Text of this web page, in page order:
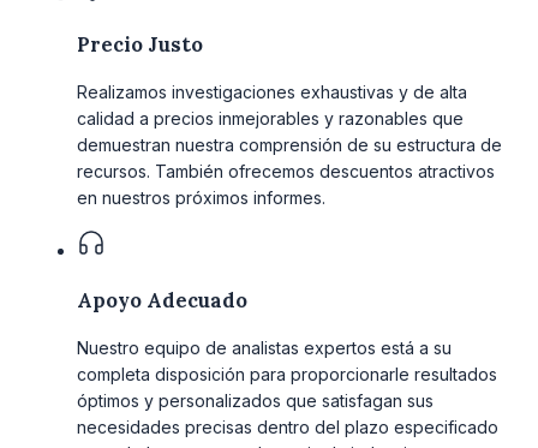
Precio Justo
Realizamos investigaciones exhaustivas y de alta
calidad a precios inmejorables y razonables que
demuestran nuestra comprensión de su estructura de
recursos. También ofrecemos descuentos atractivos
en nuestros próximos informes.
Apoyo Adecuado
Nuestro equipo de analistas expertos está a su
completa disposición para proporcionarle resultados
óptimos y personalizados que satisfagan sus
necesidades precisas dentro del plazo especificado